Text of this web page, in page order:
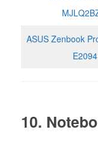
ASUS Zenbook
E2094
10.